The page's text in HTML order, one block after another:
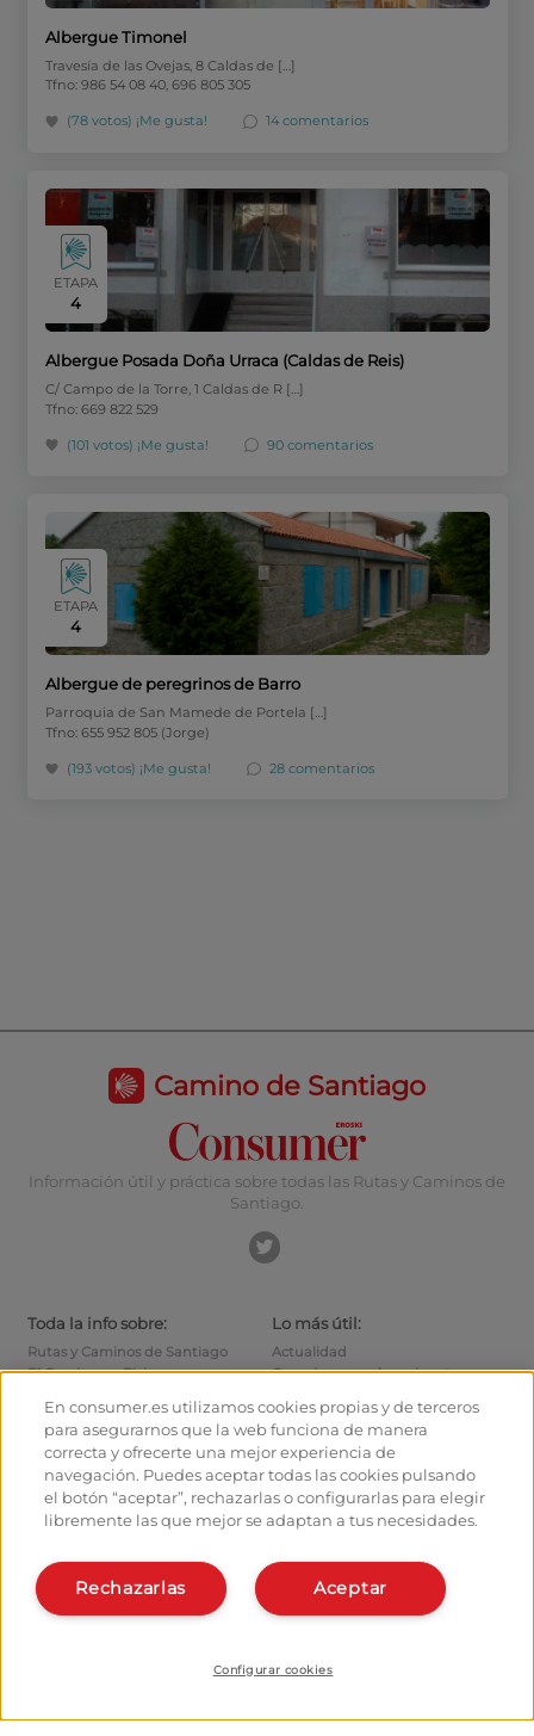
Albergue Timonel
Travesía de las Ovejas, 8 Caldas de […]
Tfno: 986 54 08 40, 696 805 305
(78 votos) ¡Me gusta! 14 comentarios
ETAPA
4
Albergue Posada Doña Urraca (Caldas de Reis)
C/ Campo de la Torre, 1 Caldas de R […]
Tfno: 669 822 529
(101 votos) ¡Me gusta! 90 comentarios
ETAPA
4
Albergue de peregrinos de Barro
Parroquia de San Mamede de Portela […]
Tfno: 655 952 805 (Jorge)
(193 votos) ¡Me gusta! 28 comentarios
Camino de Santiago
Información útil y práctica sobre todas las Rutas y Caminos de
Santiago.
Toda la info sobre:
Rutas y Caminos de Santiago
El Camino en Bici
Monumentos
Foro de caminantes
Fotografías de los peregrinos
Lo más útil:
Actualidad
Consejos para el caminante
Cómo salir de Santiago
Calcula tus gastos
Historia
Hostaleros:
Gestiona tu Albergue
Conócenos:
¿Quiénes somos?
Organiza y planifica tu
camino
Apps del camino
En consumer.es utilizamos cookies propias y de terceros
para asegurarnos que la web funciona de manera
correcta y ofrecerte una mejor experiencia de
navegación. Puedes aceptar todas las cookies pulsando
el botón “aceptar”, rechazarlas o configurarlas para elegir
libremente las que mejor se adaptan a tus necesidades.
Aceptar
Rechazarlas
Configurar cookies